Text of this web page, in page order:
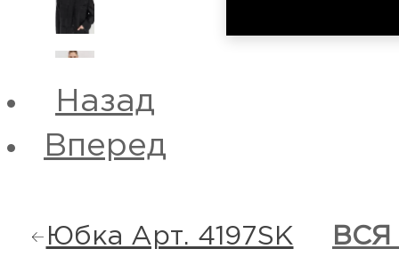
Назад
Вперед
Юбка Арт. 4197SK